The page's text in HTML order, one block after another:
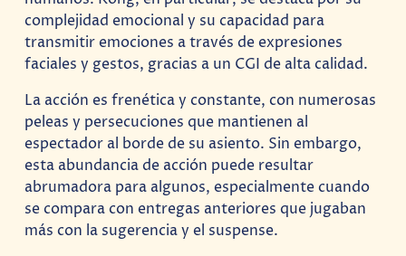
complejidad emocional y su capacidad para
transmitir emociones a través de expresiones
faciales y gestos, gracias a un CGI de alta calidad.
La acción es frenética y constante, con numerosas
peleas y persecuciones que mantienen al
espectador al borde de su asiento. Sin embargo,
esta abundancia de acción puede resultar
abrumadora para algunos, especialmente cuando
se compara con entregas anteriores que jugaban
más con la sugerencia y el suspense.